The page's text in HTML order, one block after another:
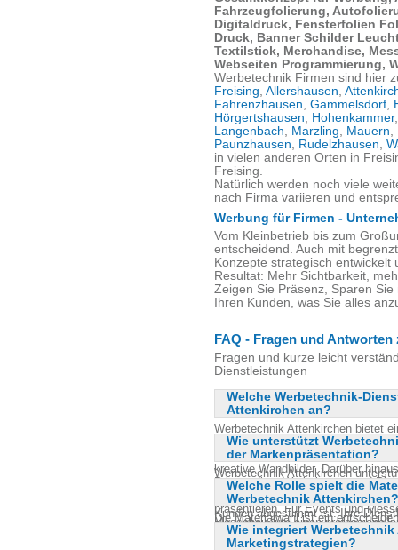
Fahrzeugfolierung,
Digitaldruck, Fensterfolien
Druck, Banner Schilder
Textilstick, Merchandise,
Webseiten Programmierung,
Werbetechnik Firmen sind hier
Freising, Allershausen,
Fahrenzhausen, Gammelsdorf,
Hörgertshausen, Hohenkammer
Langenbach, Marzling, Mauern,
Paunzhausen, Rudelzhausen,
in vielen anderen Orten in
Freising.
Natürlich werden noch viele
nach Firma variieren und
Werbung für Firmen -
Vom Kleinbetrieb bis zum
entscheidend. Auch mit
Konzepte strategisch
Resultat: Mehr Sichtbarkeit,
Zeigen Sie Präsenz, Sparen
Ihren Kunden, was Sie alles
FAQ - Fragen und
Fragen und kurze leicht
Dienstleistungen
Welche Werbetechnik-
Attenkirchen an?
Werbetechnik Attenkirchen bietet
darunter Außenwerbung,
gestalten und realisieren auch
kreative Wandbilder. Darüber
Printmedien, Werbebanner und
Textildruck und Textilstick an, um
präsentieren. Für Events und
Messebau, um einen
Wie unterstützt
der Markenpräsentation?
Werbetechnik Attenkirchen
Lösungen, die die
bieten individuelles Grafikdesign
Kunden abgestimmt ist. Ihre
Platzierung von
einem durchdachten
Welche Rolle spielt die
Werbetechnik Attenkirchen?
Die Materialwahl ist ein
Langlebigkeit und Wirkung der
Attenkirchen legt großen Wert auf
Wie integriert
Marketingstrategien?